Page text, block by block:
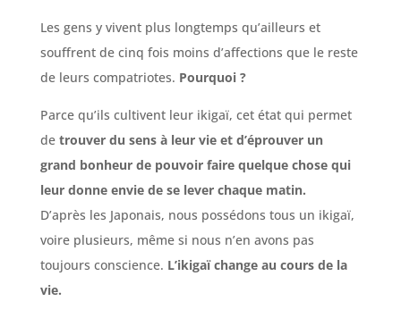
Les gens y vivent plus longtemps qu’ailleurs et
souffrent de cinq fois moins d’affections que le reste
de leurs compatriotes. Pourquoi ?
Parce qu’ils cultivent leur ikigaï, cet état qui permet
de trouver du sens à leur vie et d’éprouver un
grand bonheur de pouvoir faire quelque chose qui
leur donne envie de se lever chaque matin.
D’après les Japonais, nous possédons tous un ikigaï,
voire plusieurs, même si nous n’en avons pas
toujours conscience. L’ikigaï change au cours de la
vie.